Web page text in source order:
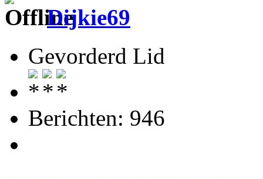
Dijkie69
Gevorderd Lid
Berichten: 946